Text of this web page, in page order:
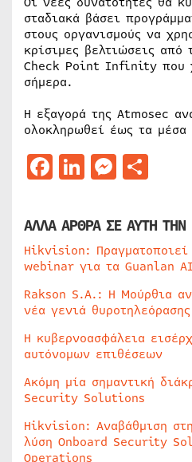
σταδιακά βάσει
στους οργανισμούς να
κρίσιμες βελτιώσεις από
Check Point Infinity που
σήμερα.
Η εξαγορά της Atmosec
ολοκληρωθεί έως τα μέσα
Facebook
LinkedIn
ΑΛΛΑ ΑΡΘΡΑ ΣΕ ΑΥΤΗ ΤΗΝ
Hikvision:
webinar για τα Guanlan
Rakson S.A.: Η Μούρθια
νέα γενιά
Η κυβερνοασφάλεια
αυτόνομων επιθέσεων
Ακόμη μία σημαντική
Security Solutions
Hikvision: Αναβάθμιση
λύση Onboard Security
Operations